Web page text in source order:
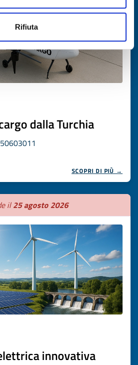
Rifiuta
dalla Turchia
SCOPRI DI PIÙ →
il25 agosto 2026
innovativa